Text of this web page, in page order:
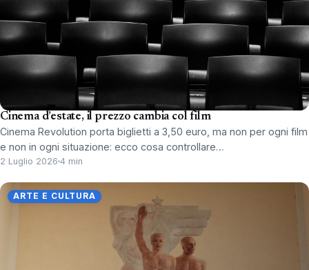
Cinema d’estate, il prezzo cambia col film
Cinema Revolution porta biglietti a 3,50 euro, ma non per ogni film
e non in ogni situazione: ecco cosa controllare…
2 Luglio 2026 4 min
ARTE E CULTURA